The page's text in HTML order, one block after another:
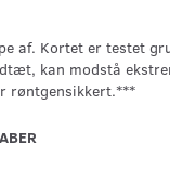
af. Kortet er testet
kan modstå
røntgensikkert.***